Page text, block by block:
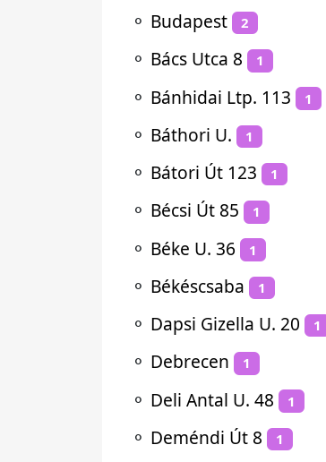
⚬ Budapest 2
⚬ Bács Utca 8 1
⚬ Bánhidai Ltp. 113 1
⚬ Báthori U. 1
⚬ Bátori Út 123 1
⚬ Bécsi Út 85 1
⚬ Béke U. 36 1
⚬ Békéscsaba 1
⚬ Dapsi Gizella U. 20 1
⚬ Debrecen 1
⚬ Deli Antal U. 48 1
⚬ Deméndi Út 8 1